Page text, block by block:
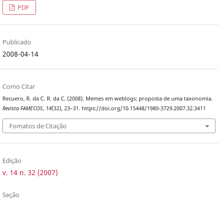
PDF
Publicado
2008-04-14
Como Citar
Recuero, R. da C. R. da C. (2008). Memes em weblogs: proposta de uma taxonomia.
Revista FAMECOS, 14(32), 23–31. https://doi.org/10.15448/1980-3729.2007.32.3411
Fomatos de Citação
Edição
v. 14 n. 32 (2007)
Seção